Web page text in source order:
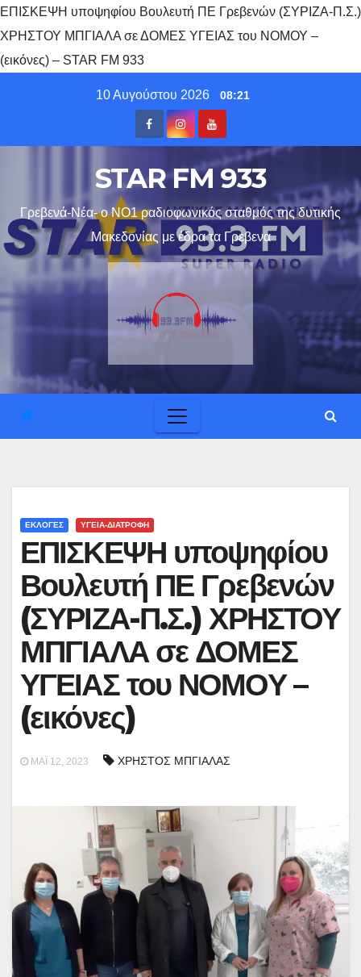
ΕΠΙΣΚΕΨΗ υποψηφίου Βουλευτή ΠΕ Γρεβενών (ΣΥΡΙΖΑ-Π.Σ.)
ΧΡΗΣΤΟΥ ΜΠΓΙΑΛΑ σε ΔΟΜΕΣ ΥΓΕΙΑΣ του ΝΟΜΟΥ –
(εικόνες) – STAR FM 933
10 Αυγούστου 2026 08:21
STAR FM 933
Γρεβενά-Νέα- ο ΝΟ1 ραδιοφωνικός σταθμός της δυτικής
Μακεδονίας με έδρα τα Γρεβενα
ΕΚΛΟΓΕΣ ΥΓΕΙΑ-ΔΙΑΤΡΟΦΗ
ΕΠΙΣΚΕΨΗ υποψηφίου
Βουλευτή ΠΕ Γρεβενών
(ΣΥΡΙΖΑ-Π.Σ.) ΧΡΗΣΤΟΥ
ΜΠΓΙΑΛΑ σε ΔΟΜΕΣ
ΥΓΕΙΑΣ του ΝΟΜΟΥ –
(εικόνες)
ΜΆΙ 12, 2023 ΧΡΗΣΤΟΣ ΜΠΓΙΑΛΑΣ